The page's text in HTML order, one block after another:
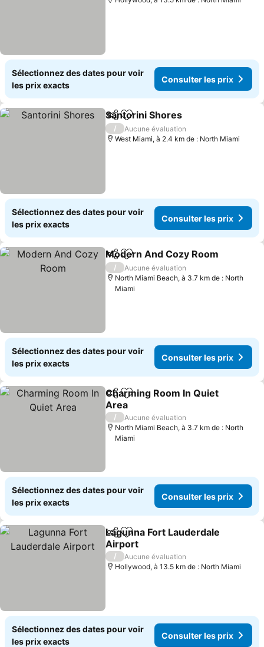
Sélectionnez des dates pour voir
les prix exacts
Consulter les prix
PartagerAjouter à mes favoris
Santorini Shores
/
Aucune évaluation
West Miami, à 2.4 km de : North Miami
Sélectionnez des dates pour voir
les prix exacts
Consulter les prix
PartagerAjouter à mes favoris
Modern And Cozy Room
/
Aucune évaluation
North Miami Beach, à 3.7 km de : North
Miami
Sélectionnez des dates pour voir
les prix exacts
Consulter les prix
PartagerAjouter à mes favoris
Charming Room In Quiet
Area
/
Aucune évaluation
North Miami Beach, à 3.7 km de : North
Miami
Sélectionnez des dates pour voir
les prix exacts
Consulter les prix
PartagerAjouter à mes favoris
Lagunna Fort Lauderdale
Airport
/
Aucune évaluation
Hollywood, à 13.5 km de : North Miami
Sélectionnez des dates pour voir
les prix exacts
Consulter les prix